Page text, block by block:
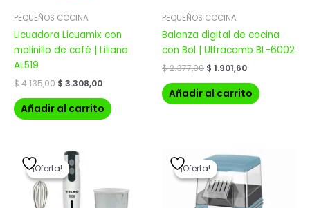
PEQUEÑOS COCINA
Licuadora Licuamix con
molinillo de café | Liliana
AL519
$4.135,00 $ 3.308,00
Añadir al carrito
PEQUEÑOS COCINA
Balanza digital de cocina
con Bol | Ultracomb BL-6002
$2.377,00 $ 1.901,60
Añadir al carrito
¡Oferta!
¡Oferta!
El
precio
original
era:
$ 5.166,00.
es:
$ 4.132,80.
¡Oferta!
¡Oferta!precio
original
era:
$ 4.510,00.
precio
actual
es:
$ 3.608,00.